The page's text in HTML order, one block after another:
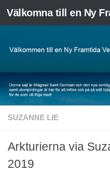
Skip to content
SUZANNE LIE
Arkturierna via
2019